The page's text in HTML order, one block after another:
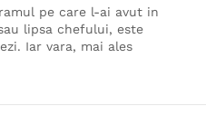
pe care l-ai avut in
lipsa chefului, este
Iar vara, mai ales